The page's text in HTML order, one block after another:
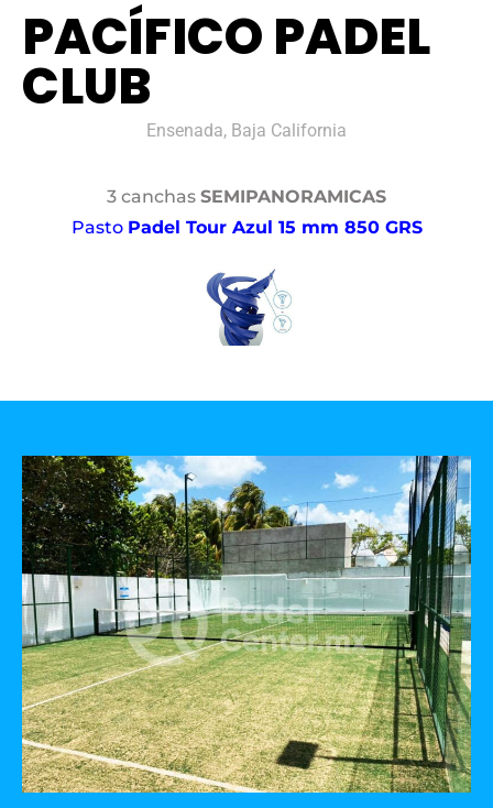
PACÍFICO PADEL
CLUB
Ensenada, Baja California
3 canchas SEMIPANORAMICAS
Pasto Padel Tour Azul 15 mm 850 GRS